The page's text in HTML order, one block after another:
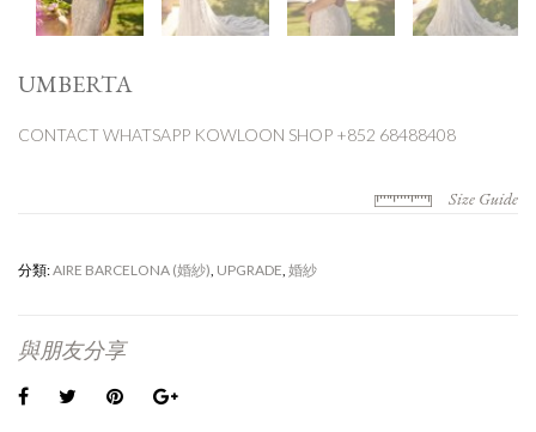
UMBERTA
CONTACT WHATSAPP KOWLOON SHOP +852 68488408
Size Guide
分類:AIRE BARCELONA (婚紗), UPGRADE, 婚紗
與朋友分享